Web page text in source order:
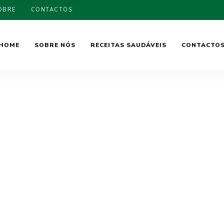
CONTACTOS
SOBRE NÓS RECEITAS SAUDÁVEIS